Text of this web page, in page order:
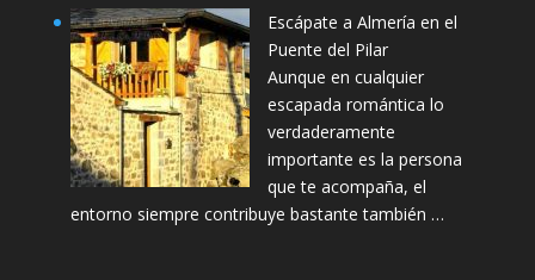
Escápate a Almería en el
Puente del Pilar
Aunque en cualquier
escapada romántica lo
verdaderamente
importante es la persona
que te acompaña, el
entorno siempre contribuye bastante también …